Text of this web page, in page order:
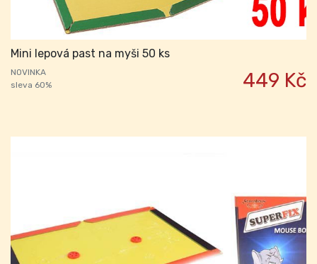
Mini lepová past na myši 50 ks
NOVINKA
sleva 60%
449 Kč